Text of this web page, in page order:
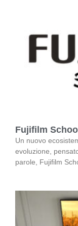
Fujifilm
Un nuovo
evoluzione,
parole, Fujifilm